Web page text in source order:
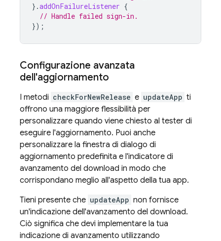
}.addOnFailureListener {
// Handle failed sign-in.
});
Configurazione avanzata
dell'aggiornamento
I metodi checkForNewRelease e updateApp ti
offrono una maggiore flessibilità per
personalizzare quando viene chiesto al tester di
eseguire l'aggiornamento. Puoi anche
personalizzare la finestra di dialogo di
aggiornamento predefinita e l'indicatore di
avanzamento del download in modo che
corrispondano meglio all'aspetto della tua app.
Tieni presente che updateApp non fornisce
un'indicazione dell'avanzamento del download.
Ciò significa che devi implementare la tua
indicazione di avanzamento utilizzando